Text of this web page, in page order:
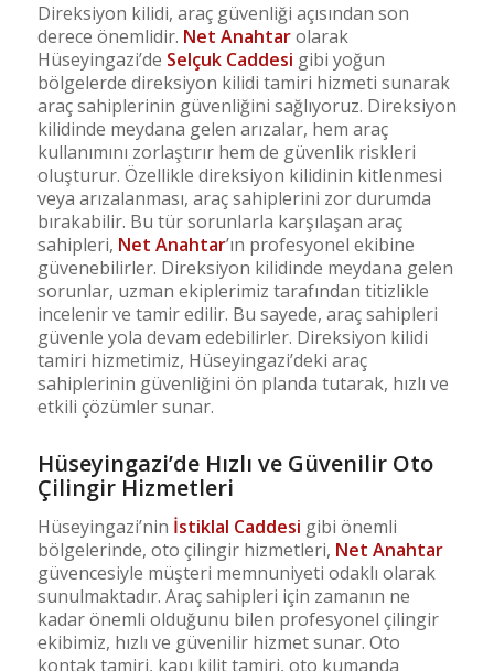
Direksiyon kilidi, araç güvenliği açısından son
derece önemlidir. Net Anahtarolarak
Hüseyingazi’de Selçuk Caddesi gibi yoğun
bölgelerde direksiyon kilidi tamiri hizmeti sunarak
araç sahiplerinin güvenliğini sağlıyoruz. Direksiyon
kilidinde meydana gelen arızalar, hem araç
kullanımını zorlaştırır hem de güvenlik riskleri
oluşturur. Özellikle direksiyon kilidinin kitlenmesi
veya arızalanması, araç sahiplerini zor durumda
bırakabilir. Bu tür sorunlarla karşılaşan araç
sahipleri, Net Anahtar’ın profesyonel ekibine
güvenebilirler. Direksiyon kilidinde meydana gelen
sorunlar, uzman ekiplerimiz tarafından titizlikle
incelenir ve tamir edilir. Bu sayede, araç sahipleri
güvenle yola devam edebilirler. Direksiyon kilidi
tamiri hizmetimiz, Hüseyingazi’deki araç
sahiplerinin güvenliğini ön planda tutarak, hızlı ve
etkili çözümler sunar.
Hüseyingazi’de Hızlı ve Güvenilir Oto
Çilingir Hizmetleri
Hüseyingazi’nin İstiklal Caddesi gibi önemli
bölgelerinde, oto çilingir hizmetleri, Net Anahtar
güvencesiyle müşteri memnuniyeti odaklı olarak
sunulmaktadır. Araç sahipleri için zamanın ne
kadar önemli olduğunu bilen profesyonel çilingir
ekibimiz, hızlı ve güvenilir hizmet sunar. Oto
kontak tamiri, kapı kilit tamiri, oto kumanda